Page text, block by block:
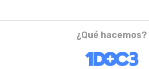
¿Qué hacemos?